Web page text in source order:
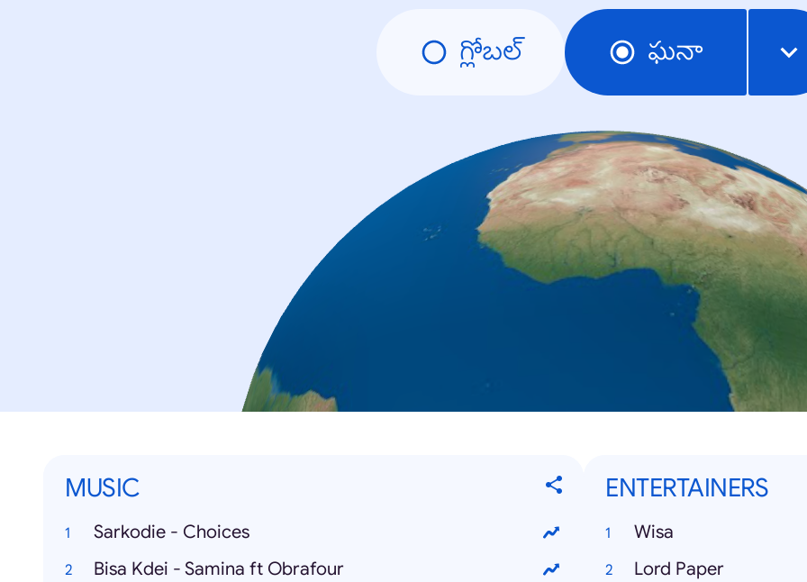
గ్లోబల్ ఘనా
MUSIC
Sarkodie - Choices
Bisa Kdei - Samina ft Obrafour
ENTERTAINERS
Wisa
Lord Paper